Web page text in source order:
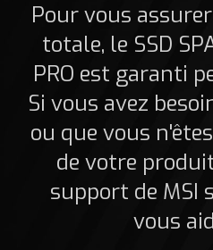
Pour vous
totale, le SSD
PRO est garanti
Si vous avez
ou que vous
de votre
support de MSI
vous